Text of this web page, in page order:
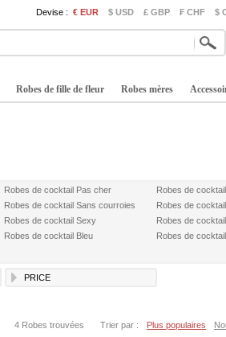
Devise : € EUR $ USD £ GBP ₣ CHF $
Robes de fille de fleur Robes mères
Robes de cocktail Pas cher Robes de
Robes de cocktail Sans courroies Robes de
Robes de cocktail Sexy Robes de
Robes de cocktail Bleu Robes de
PRICE
4 Robes trouvées Trier par : Plus populaires